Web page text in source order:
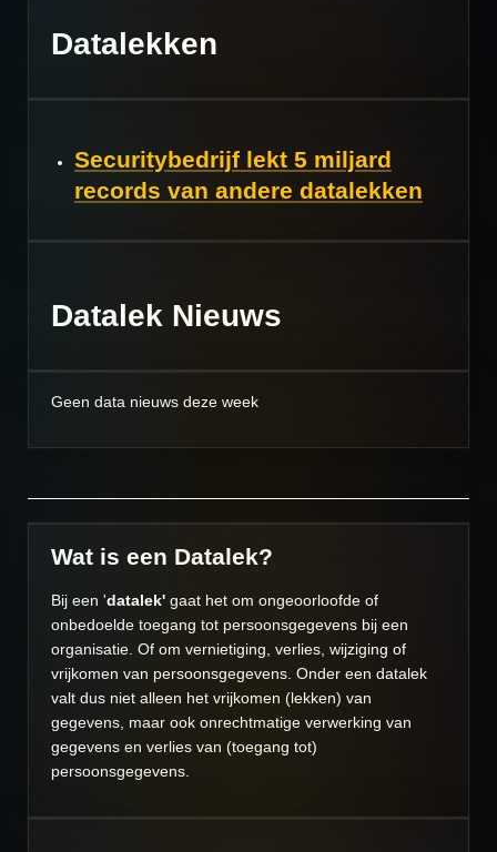
Datalekken
Securitybedrijf lekt 5 miljard
records van andere datalekken
Datalek Nieuws
Geen data nieuws deze week
Wat is een Datalek?
Bij een 'datalek' gaat het om ongeoorloofde of
onbedoelde toegang tot persoonsgegevens bij een
organisatie. Of om vernietiging, verlies, wijziging of
vrijkomen van persoonsgegevens. Onder een datalek
valt dus niet alleen het vrijkomen (lekken) van
gegevens, maar ook onrechtmatige verwerking van
gegevens en verlies van (toegang tot)
persoonsgegevens.